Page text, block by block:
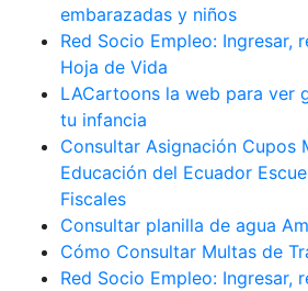
embarazadas y niños
Red Socio Empleo: Ingresar,
Hoja de Vida
LACartoons la web para ver
tu infancia
Consultar Asignación Cupos
Educación del Ecuador
Fiscales
Consultar planilla de agua
Cómo Consultar Multas de
Red Socio Empleo: Ingresar,